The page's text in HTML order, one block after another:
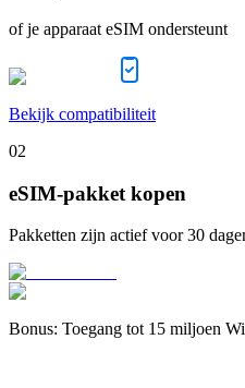
of je apparaat eSIM ondersteunt
Bekijk compatibiliteit
02
eSIM-pakket kopen
Pakketten zijn actief voor 30
Bonus: Toegang tot 15 miljoen